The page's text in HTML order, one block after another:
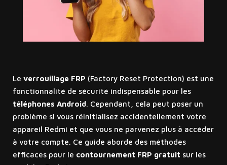
Le verrouillage FRP (Factory Reset Protection) est une
fonctionnalité de sécurité indispensable pour les
téléphones Android. Cependant, cela peut poser un
problème si vous réinitialisez accidentellement votre
appareil Redmi et que vous ne parvenez plus à accéder
à votre compte. Ce guide aborde des méthodes
efficaces pour le contournement FRP gratuit sur les